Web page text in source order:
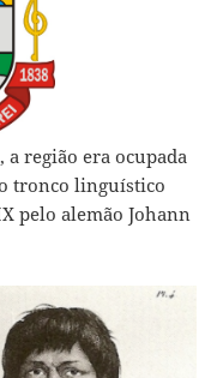
região era ocupada
tronco linguístico
pelo alemão Johann